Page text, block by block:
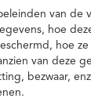
van de
hoe
hoe
van deze
bezwaar,